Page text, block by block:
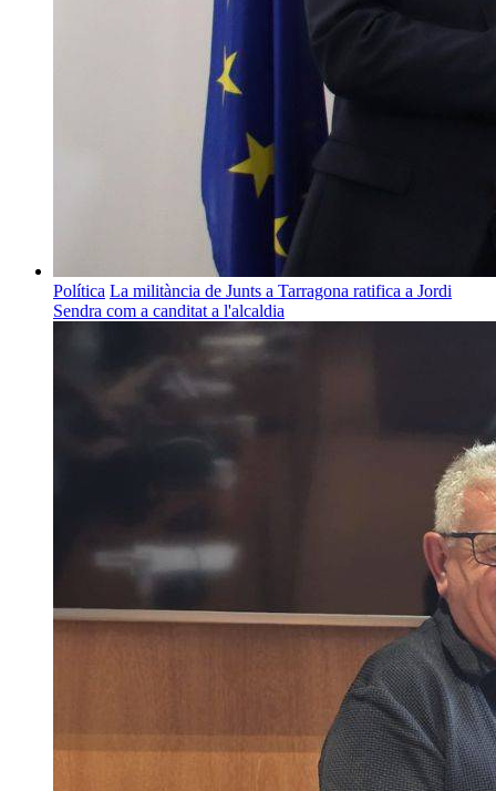
Política La militància de Junts a Tarragona ratifica a Jordi
Sendra com a canditat a l'alcaldia